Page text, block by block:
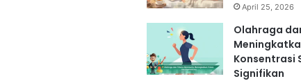
April 25, 2026
Olahraga
Konsentrasi
Signifikan